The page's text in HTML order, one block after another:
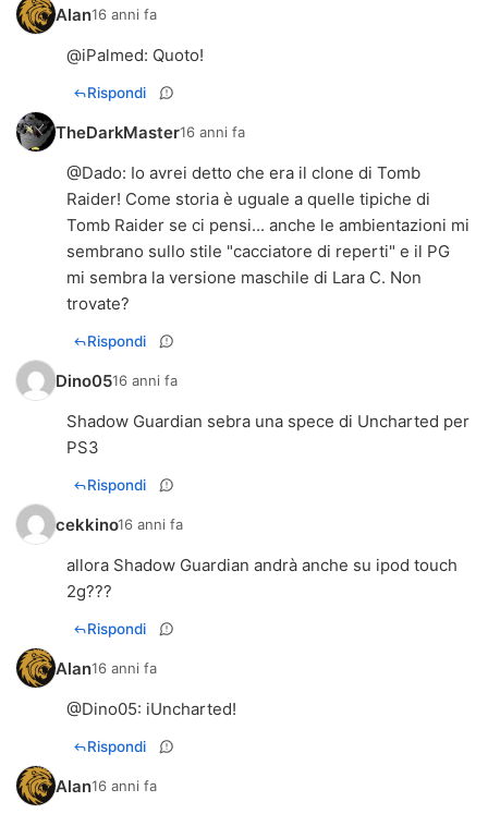
Alan16 anni fa
@iPalmed: Quoto!
Rispondi
TheDarkMaster16 anni fa
@Dado: Io avrei detto che era il clone di Tomb
Raider! Come storia è uguale a quelle tipiche di
Tomb Raider se ci pensi... anche le ambientazioni mi
sembrano sullo stile "cacciatore di reperti" e il PG
mi sembra la versione maschile di Lara C. Non
trovate?
Rispondi
Dino0516 anni fa
Shadow Guardian sebra una spece di Uncharted per
PS3
Rispondi
cekkino16 anni fa
allora Shadow Guardian andrà anche su ipod touch
2g???
Rispondi
Alan16 anni fa
@Dino05: iUncharted!
Rispondi
Alan16 anni fa